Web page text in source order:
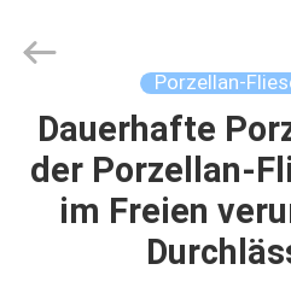
ZU
HAUSE
PRODUKTE
CERAMICS
CO.,LTD..
Porzellan-
Dauerhafte
der Porzellan-
im Freien